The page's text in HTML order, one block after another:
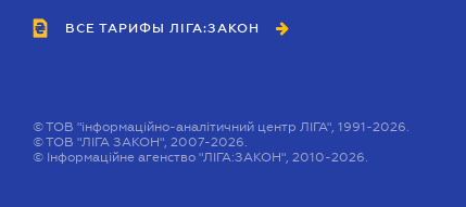
ВЕСТНИК МСФО
ВСЕ ТАРИФЫ ЛІГА:ЗАКОН
©ТОВ "інформаційно-аналітичний центр ЛІГА", 1991-2026.
©ТОВ "ЛІГА ЗАКОН", 2007-2026.
© Інформаційне агенство "ЛІГА:ЗАКОН", 2010-2026.